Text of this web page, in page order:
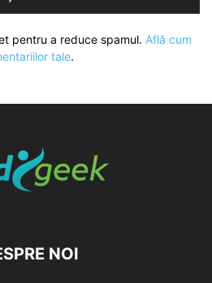
pentru a reduce spamul. Află cum
tale.
NOI